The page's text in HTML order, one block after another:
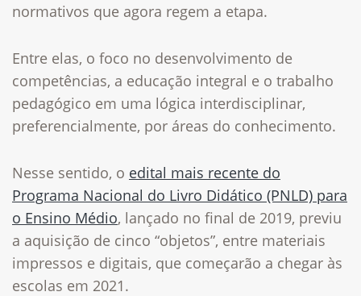
normativos que agora regem a etapa.
Entre elas, o foco no desenvolvimento de
competências, a educação integral e o trabalho
pedagógico em uma lógica interdisciplinar,
preferencialmente, por áreas do conhecimento.
Nesse sentido, o edital mais recente do
Programa Nacional do Livro Didático (PNLD) para
o Ensino Médio, lançado no final de 2019, previu
a aquisição de cinco “objetos”, entre materiais
impressos e digitais, que começarão a chegar às
escolas em 2021.